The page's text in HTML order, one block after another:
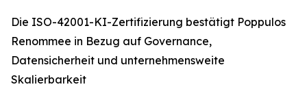
Die ISO-42001-KI-Zertifizierung bestätigt Poppulos
Renommee in Bezug auf Governance,
Datensicherheit und unternehmensweite
Skalierbarkeit